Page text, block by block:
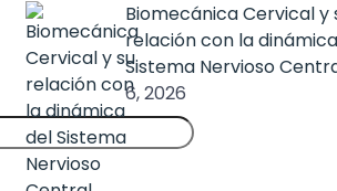
Biomecánica Cervical y
relación con la
Sistema Nervioso
6, 2026